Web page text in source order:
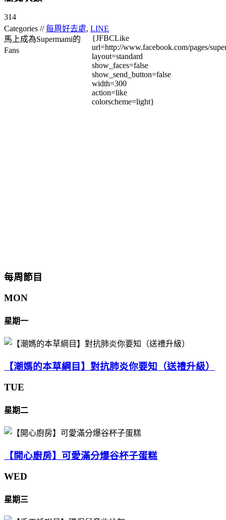
314
Categories //每周好去處, LINE
馬上成為Supermami的
Fans
{JFBCLike
url=http://www.facebook.com/pages/
layout=standard
show_faces=false
show_send_button=false
width=300
action=like
colorscheme=light}
每周節目
MON
星期一
【潮媽的本草綱目】對抗肺炎你要知（送禮升級）
TUE
星期二
【開心廚房】可愛滿分爆谷杯子蛋糕
WED
星期三